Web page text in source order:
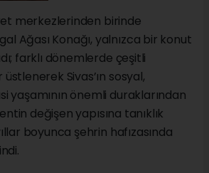
merkezlerinden birinde
Ağası Konağı, yalnızca bir konut
farklı dönemlerde çeşitli
Sivas’ın sosyal,
yaşamının önemli duraklarından
değişen yapısına tanıklık
boyunca şehrin hafızasında